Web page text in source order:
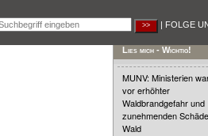
| FOLGE
Lies mich - Wichtig!
MUNV: Ministerien
vor erhöhter
Waldbrandgefahr und
zunehmenden
Wald